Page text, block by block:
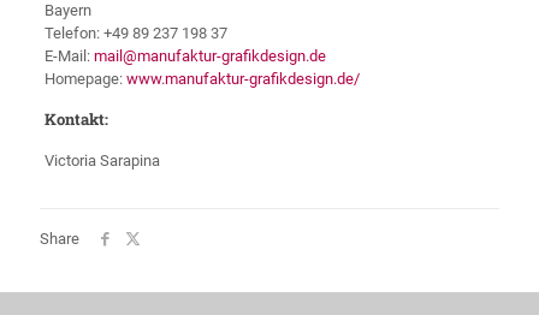
Bayern
Telefon: +49 89 237 198 37
E-Mail: mail@manufaktur-grafikdesign.de
Homepage: www.manufaktur-grafikdesign.de/
Kontakt:
Victoria Sarapina
Share